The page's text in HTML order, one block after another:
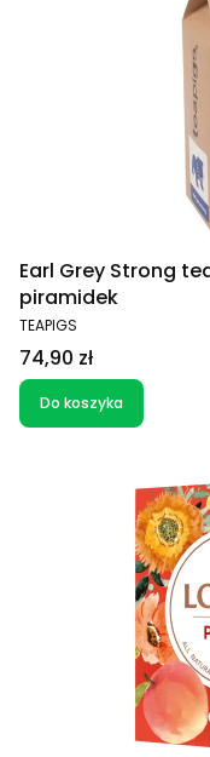
Earl Grey Strong
piramidek
PRODUCENT
TEAPIGS
Cena
74,90 zł
Do koszyka